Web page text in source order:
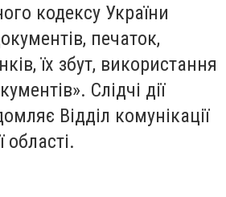
кодексу України
печаток,
їх збут, використання
Слідчі дії
Відділ комунікації
області.